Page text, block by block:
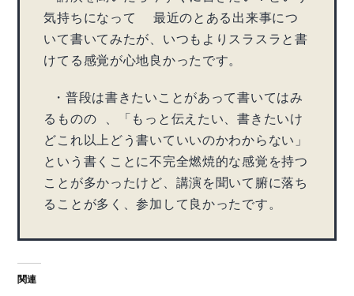
気持ちになって 最近のとある出来事につ
いて書いてみたが、いつもよりスラスラと書
けてる感覚が心地良かったです。
・普段は書きたいことがあって書いてはみ
るものの 、「もっと伝えたい、書きたいけ
どこれ以上どう書いていいのかわからない」
という書くことに不完全燃焼的な感覚を持つ
ことが多かったけど、講演を聞いて腑に落ち
ることが多く、参加して良かったです。
関連